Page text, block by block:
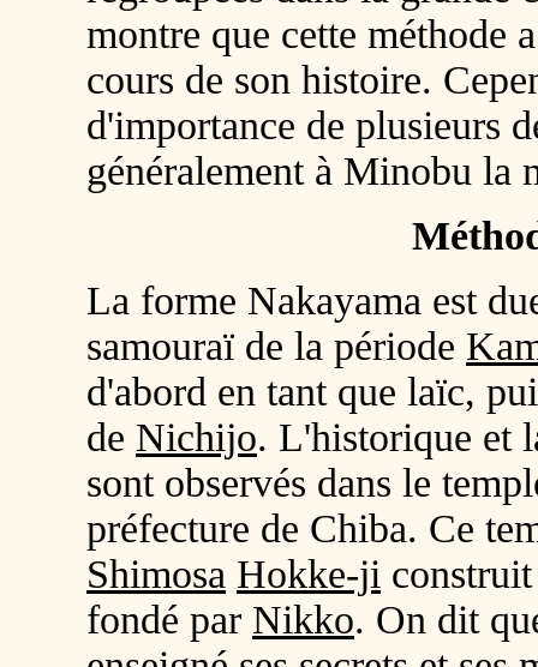
montre que cette méthode
cours de son histoire.
d'importance de plusieurs
généralement à Minobu la
La forme Nakayama est
samouraï de la période
d'abord en tant que laïc,
de Nichijo. L'historique et
sont observés dans le
préfecture de Chiba. Ce
Shimosa Hokke-ji
fondé par Nikko. On dit